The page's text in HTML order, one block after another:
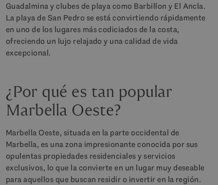
Guadalmina y clubes de playa como Barbillon y El Ancla.
La playa de San Pedro se está convirtiendo rápidamente
en uno de los lugares más codiciados de la costa,
ofreciendo un lujo relajado y una calidad de vida
excepcional.
¿Por qué es tan popular
Marbella Oeste?
Marbella Oeste, situada en la parte occidental de
Marbella, es una zona impresionante conocida por sus
opulentas propiedades residenciales y servicios
exclusivos, lo que la convierte en un lugar muy deseable
para aquellos que buscan residir o invertir en la región.